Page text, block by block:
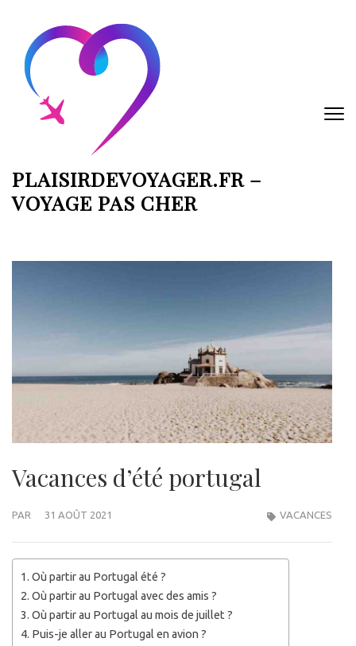
contenu
(Pressez
Entrée)
PLAISIRDEVOYAGER.FR –
VOYAGE PAS CHER
Vacances d’été portugal
PAR 31 AOÛT 2021 VACANCES
Où partir au Portugal été ?
Où partir au Portugal avec des amis ?
Où partir au Portugal au mois de juillet ?
Puis-je aller au Portugal en avion ?